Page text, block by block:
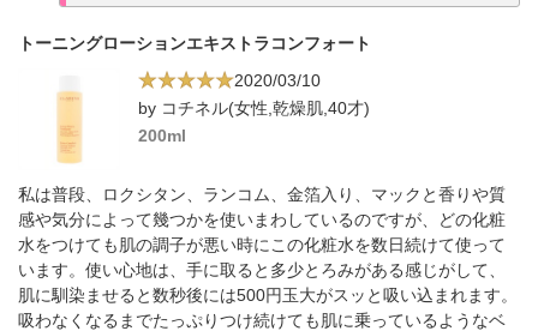
トーニングローションエキストラコンフォート
2020/03/10
by コチネル(女性,乾燥肌,40才)
200ml
私は普段、ロクシタン、ランコム、金箔入り、マックと香りや質
感や気分によって幾つかを使いまわしているのですが、どの化粧
水をつけても肌の調子が悪い時にこの化粧水を数日続けて使って
います。使い心地は、手に取ると多少とろみがある感じがして、
肌に馴染ませると数秒後には500円玉大がスッと吸い込まれます。
吸わなくなるまでたっぷりつけ続けても肌に乗っているようなベ